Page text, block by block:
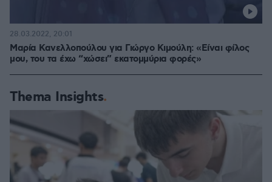
Μαρία Κανελλοπούλου για Γιώργο Κιμούλη: «Είναι φίλος
μου, του τα έχω “χώσει” εκατομμύρια φορές»
28.03.2022, 20:01
Thema Insights